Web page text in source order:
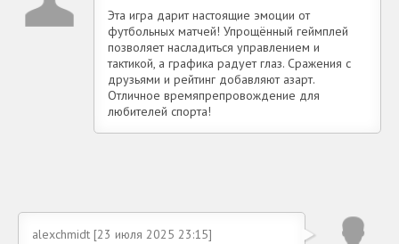
Эта игра дарит настоящие эмоции от
футбольных матчей! Упрощённый геймплей
позволяет насладиться управлением и
тактикой, а графика радует глаз. Сражения с
друзьями и рейтинг добавляют азарт.
Отличное времяпрепровождение для
любителей спорта!
alexchmidt [23 июля 2025 23:15]